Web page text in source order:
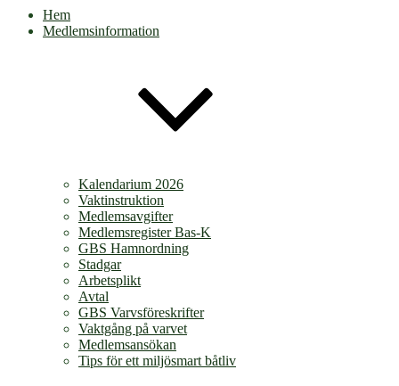
Hem
Medlemsinformation
Kalendarium 2026
Vaktinstruktion
Medlemsavgifter
Medlemsregister Bas-K
GBS Hamnordning
Stadgar
Arbetsplikt
Avtal
GBS Varvsföreskrifter
Vaktgång på varvet
Medlemsansökan
Tips för ett miljösmart båtliv